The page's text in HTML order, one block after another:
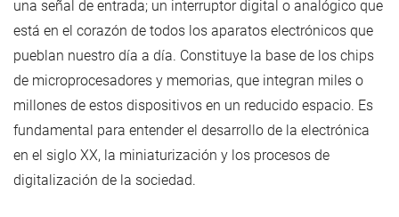
una señal de entrada; un interruptor digital o analógico que
está en el corazón de todos los aparatos electrónicos que
pueblan nuestro día a día. Constituye la base de los chips
de microprocesadores y memorias, que integran miles o
millones de estos dispositivos en un reducido espacio. Es
fundamental para entender el desarrollo de la electrónica
en el siglo XX, la miniaturización y los procesos de
digitalización de la sociedad.